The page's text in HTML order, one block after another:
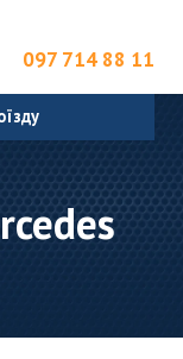
097 714 88 11